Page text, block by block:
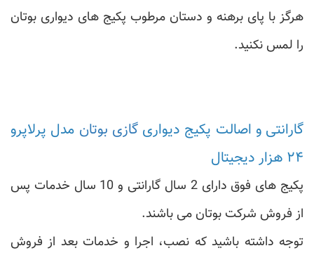
هرگز با پای برهنه و دستان مرطوب پکیج های دیواری بوتان
را لمس نکنید.
گارانتی و اصالت پکیج دیواریگازی بوتان مدل پرلاپرو
۲۴ هزار دیجیتال
پکیج های فوق دارای 2 سال گارانتی و 10 سال خدمات پس
از فروش شرکت بوتان می باشند.
توجه داشته باشید که نصب، اجرا و خدمات بعد از فروش